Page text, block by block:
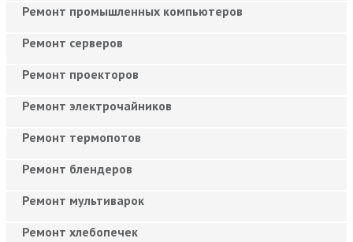
Ремонт промышленных компьютеров
Ремонт серверов
Ремонт проекторов
Ремонт электрочайников
Ремонт термопотов
Ремонт блендеров
Ремонт мультиварок
Ремонт хлебопечек